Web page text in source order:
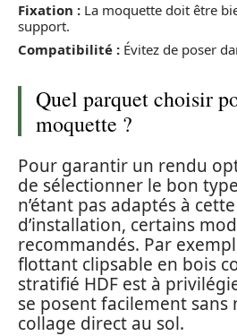
Fixation : La moquette doit être
support.
Compatibilité : Évitez de poser
Quel parquet choisir
moquette ?
Pour garantir un rendu
de sélectionner le bon
n’étant pas adaptés à
d’installation, certains
recommandés. Par
flottant clipsable en bois
stratifié HDF est à
se posent facilement sans
collage direct au sol.